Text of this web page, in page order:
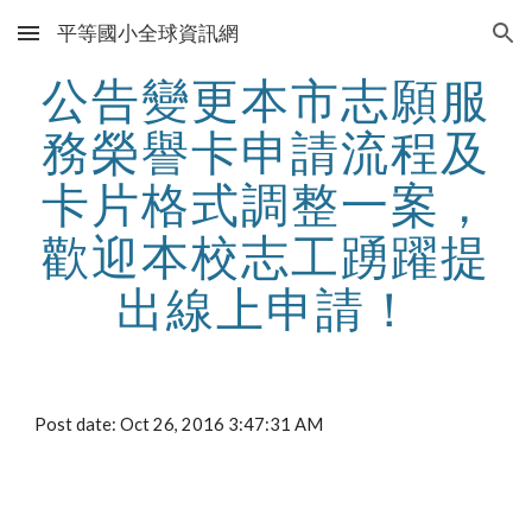
Skip to main content Skip to navigation
平等國小全球資訊網
公告變更本市志願服
務榮譽卡申請流程及
卡片格式調整一案，
歡迎本校志工踴躍提
出線上申請！
Post date: Oct 26, 2016 3:47:31 AM